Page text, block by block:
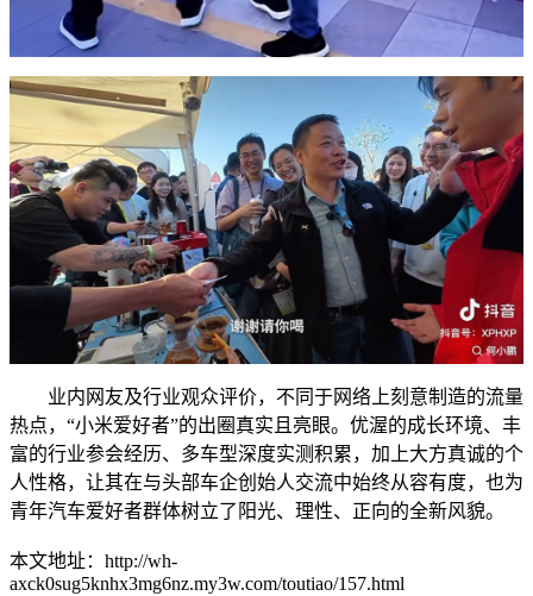
业内网友及行业观众评价，不同于网络上刻意制造的流量
热点，“小米爱好者”的出圈真实且亮眼。优渥的成长环境、丰
富的行业参会经历、多车型深度实测积累，加上大方真诚的个
人性格，让其在与头部车企创始人交流中始终从容有度，也为
青年汽车爱好者群体树立了阳光、理性、正向的全新风貌。
本文地址：http://wh-
axck0sug5knhx3mg6nz.my3w.com/toutiao/157.html